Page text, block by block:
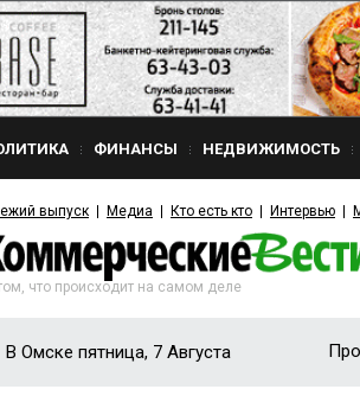
ФИНАНСЫ НЕДВИЖИМОСТЬ
выпуск Медиа Кто есть кто Интервью
что происходит на самом деле
В Омске пятница, 7 Августа